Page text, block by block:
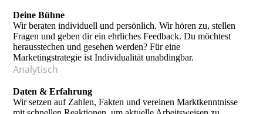
Deine Bühne
Wir beraten individuell und persönlich. Wir hören zu, stellen
Fragen und geben dir ein ehrliches Feedback. Du möchtest
herausstechen und gesehen werden? Für eine
Marketingstrategie ist Individualität unabdingbar.
Analytisch
Daten & Erfahrung
Wir setzen auf Zahlen, Fakten und vereinen Marktkenntnisse